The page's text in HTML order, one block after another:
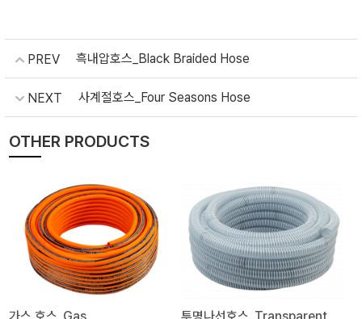
PREV 흑내압호스_Black Braided Hose
NEXT 사계절호스_Four Seasons Hose
OTHER PRODUCTS